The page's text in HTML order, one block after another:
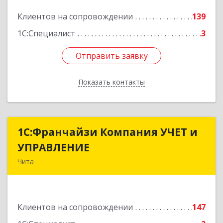
Клиентов на сопровождении
139
1С:Специалист
3
Отправить заявку
Показать контакты
Отправить заявку
Назад
1С:Франчайзи Компания УЧЕТ и
УПРАВЛЕНИЕ
Чита
Клиентов на сопровождении
147
1С:Франчайзи Компания УЧЕТ и
Подробнее